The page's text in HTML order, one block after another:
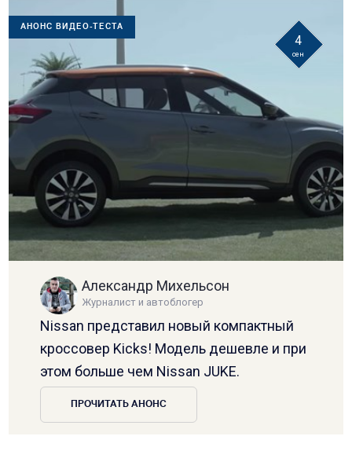
АНОНС ВИДЕО-ТЕСТА
4
сен
Александр Михельсон
Журналист и автоблогер
Nissan представил новый компактный
кроссовер Kicks! Модель дешевле и при
этом больше чем Nissan JUKE.
ПРОЧИТАТЬ АНОНС